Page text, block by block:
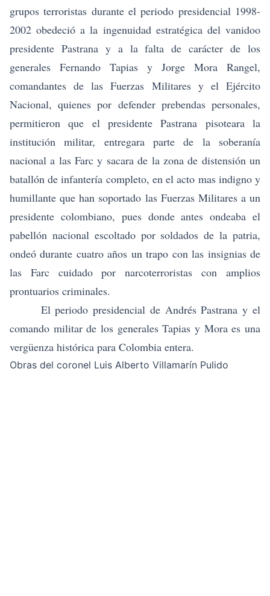
grupos terroristas durante el periodo presidencial 1998-
2002 obedeció a la ingenuidad estratégica del vanidoo
presidente Pastrana y a la falta de carácter de los
generales Fernando Tapias y Jorge Mora Rangel,
comandantes de las Fuerzas Militares y el Ejército
Nacional, quienes por defender prebendas personales,
permitieron que el presidente Pastrana pisoteara la
institución militar, entregara parte de la soberanía
nacional a las Farc y sacara de la zona de distensión un
batallón de infantería completo, en el acto mas indigno y
humillante que han soportado las Fuerzas Militares a un
presidente colombiano, pues donde antes ondeaba el
pabellón nacional escoltado por soldados de la patria,
ondeó durante cuatro años un trapo con las insignias de
las Farc cuidado por narcoterroristas con amplios
prontuarios criminales.
El periodo presidencial de Andrés Pastrana y el
comando militar de los generales Tapias y Mora es una
vergüenza histórica para Colombia entera.
Obras del coronel Luis Alberto Villamarín Pulido